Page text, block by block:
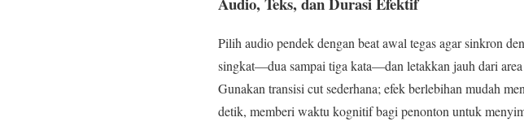
Pilih audio pendek dengan beat awal tegas agar sinkron
singkat—dua sampai tiga kata—dan letakkan jauh dari
Gunakan transisi cut sederhana; efek berlebihan mudah
detik, memberi waktu kognitif bagi penonton untuk